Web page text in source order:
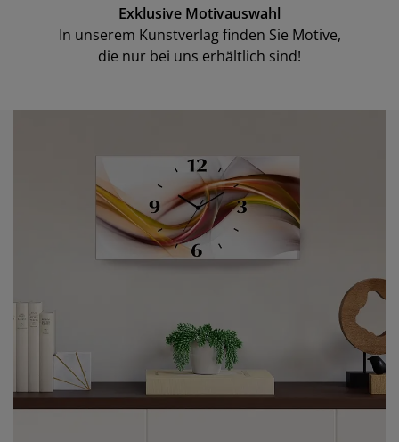
Exklusive Motivauswahl
In unserem Kunstverlag finden Sie Motive,
die nur bei uns erhältlich sind!